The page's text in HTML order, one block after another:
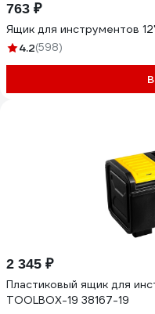
763 ₽
Ящик для инструментов
4.2(598)
2 345 ₽
Пластиковый ящик для
TOOLBOX-19 38167-19